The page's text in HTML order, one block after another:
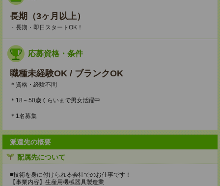
長期（3ヶ月以上）
・長期・即日スタートOK！
応募資格・条件
職種未経験OK / ブランクOK
＊資格・経験不問
＊18～50歳くらいまで男女活躍中
＊1名募集
派遣先の概要
配属先について
■技術を身に付けられる会社でのお仕事です！
【事業内容】生産用機械器具製造業